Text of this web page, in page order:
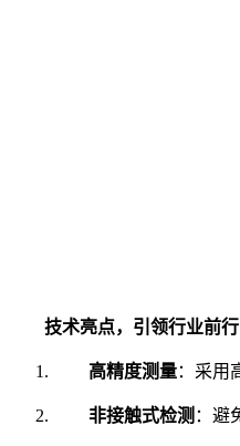
技术亮点，引领行业前行
高精度测量：采用
非接触式检测 ：避